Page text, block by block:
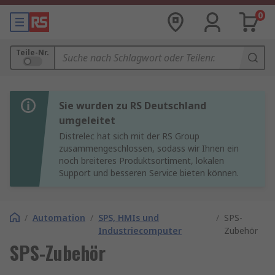
0
Teile-Nr.
Sie wurden zu RS Deutschland
umgeleitet
Distrelec hat sich mit der RS Group
zusammengeschlossen, sodass wir Ihnen ein
noch breiteres Produktsortiment, lokalen
Support und besseren Service bieten können.
/ Automation / SPS, HMIs und
Industriecomputer
/ SPS-
Zubehör
SPS-Zubehör